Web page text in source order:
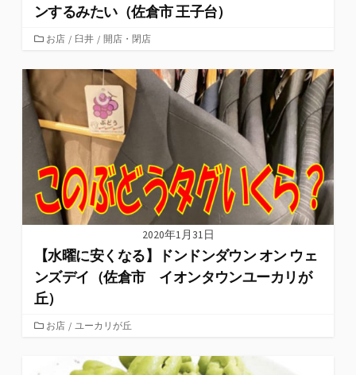
ンするみたい（佐倉市 王子台）
カ
ゴ
ー
お店 / 臼井 / 開店・閉店
2020年1月31日
【水曜に安くなる】ドンドンダウン オン ウェ
ンズデイ（佐倉市 イオンタウンユーカリが
丘）
カお店 / ユーカリが丘